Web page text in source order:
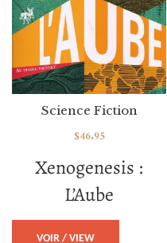
Xenogenesis :
L’Aube
Science Fiction
$46.95
VOIR / VIEW